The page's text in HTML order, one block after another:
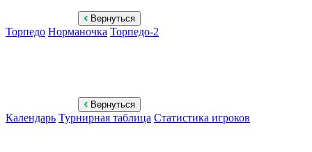
Вернуться
Торпедо Норманочка Торпедо-2
Вернуться
Календарь Турнирная таблица Статистика игроков